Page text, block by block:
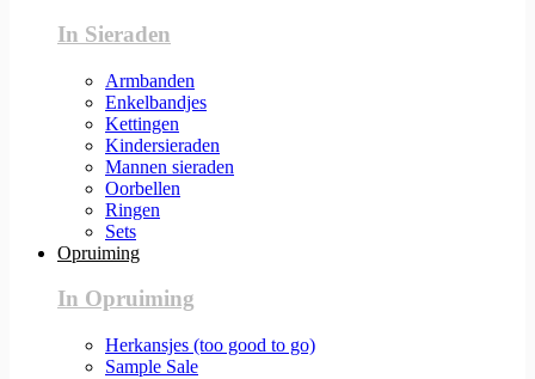
In Sieraden
Armbanden
Enkelbandjes
Kettingen
Kindersieraden
Mannen sieraden
Oorbellen
Ringen
Sets
Opruiming
In Opruiming
Herkansjes (too good to go)
Sample Sale